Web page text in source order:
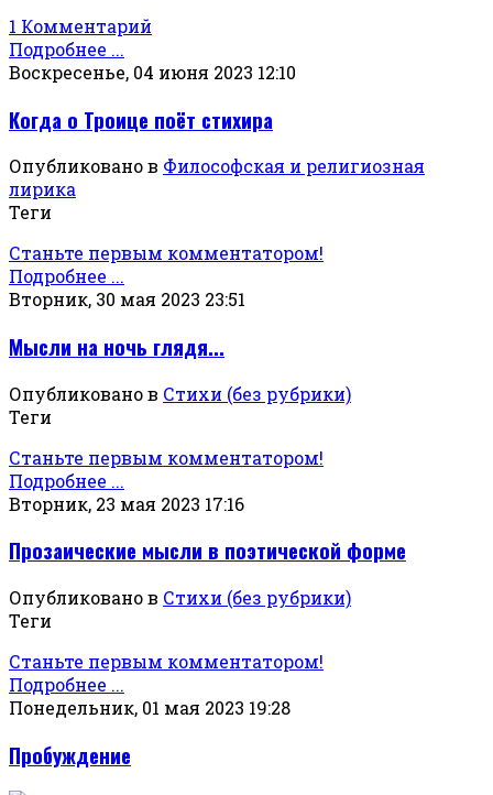
1 Комментарий
Подробнее ...
Воскресенье, 04 июня 2023 12:10
Когда о Троице поёт стихира
Опубликовано в Философская и религиозная
лирика
Теги
Станьте первым комментатором!
Подробнее ...
Вторник, 30 мая 2023 23:51
Мысли на ночь глядя...
Опубликовано в Стихи (без рубрики)
Теги
Станьте первым комментатором!
Подробнее ...
Вторник, 23 мая 2023 17:16
Прозаические мысли в поэтической форме
Опубликовано в Стихи (без рубрики)
Теги
Станьте первым комментатором!
Подробнее ...
Понедельник, 01 мая 2023 19:28
Пробуждение